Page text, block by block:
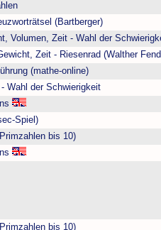
(Bartberger)
Volumen, Zeit - Wahl der
Zeit - Riesenrad (Walther
(mathe-online)
Wahl der Schwierigkeit
Spiel)
bis 10)
bis 10)